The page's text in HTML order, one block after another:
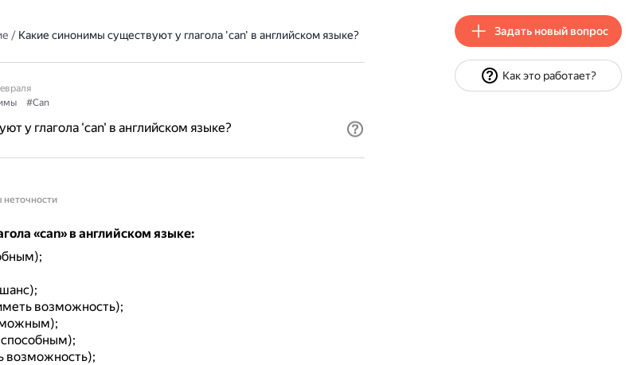
/ Какие синонимы существуют у глагола 'can' в английском языке?
#Can
у глагола 'can' в английском языке?
неточности
«can» в английском языке:
возможность);
возможность);
Задать новый вопрос
Как это работает?